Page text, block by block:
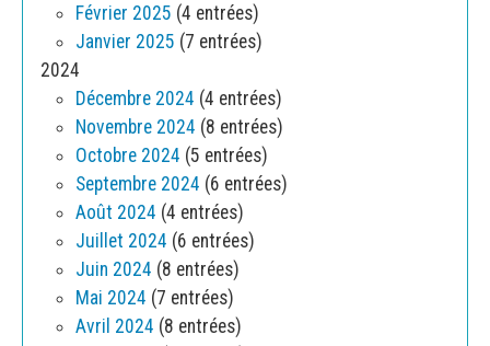
Février 2025 (4 entrées)
Janvier 2025 (7 entrées)
2024
Décembre 2024 (4 entrées)
Novembre 2024 (8 entrées)
Octobre 2024 (5 entrées)
Septembre 2024 (6 entrées)
Août 2024 (4 entrées)
Juillet 2024 (6 entrées)
Juin 2024 (8 entrées)
Mai 2024 (7 entrées)
Avril 2024 (8 entrées)